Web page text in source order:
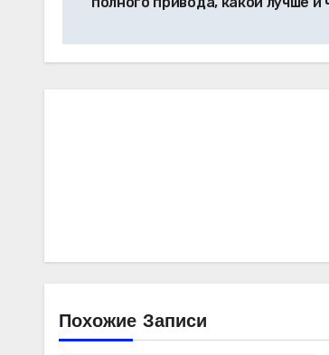
Похожие Записи